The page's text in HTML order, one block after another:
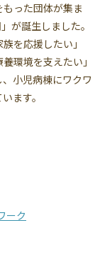
った団体が集ま
が誕生しました。
を応援したい」
環境を支えたい」
小児病棟にワクワ
ます。
ーク